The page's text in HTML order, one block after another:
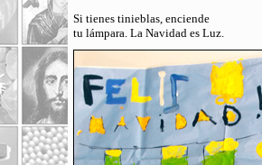
Si tienes tinieblas, enciende
tu lámpara. La Navidad es Luz.